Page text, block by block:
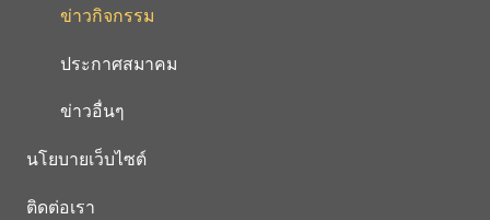
ข่าวกิจกรรม
ประกาศสมาคม
ข่าวอื่นๆ
นโยบายเว็บไซต์
ติดต่อเรา